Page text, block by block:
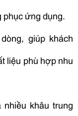
phục ứng dụng.
giúp khách
liệu phù hợp nhu
khâu trung